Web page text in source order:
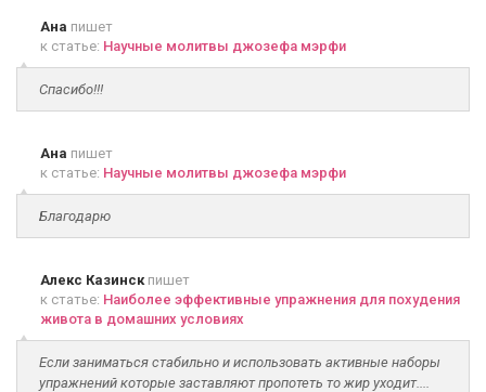
Ана пишет
к статье: Научные молитвы джозефа мэрфи
Спасибо!!!
Ана пишет
к статье: Научные молитвы джозефа мэрфи
Благодарю
Алекс Казинскпишет
к статье: Наиболее эффективные упражнения для похудения
живота в домашних условиях
Если заниматься стабильно и использовать активные наборы
упражнений которые заставляют пропотеть то жир уходит....